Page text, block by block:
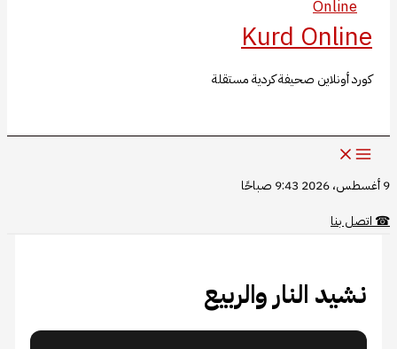
المحتوى
Kurd Online
كورد أونلاين صحيفة كردية مستقلة
9 أغسطس، 2026 9:43 صباحًا
☎اتصل بنا
نشيد النار والربيع